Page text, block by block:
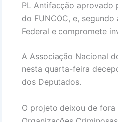
PL Antifacção aprovado
do FUNCOC, e,
Federal e compromete
A Associação Nacional
nesta quarta-feira
dos Deputados.
O projeto deixou de fora